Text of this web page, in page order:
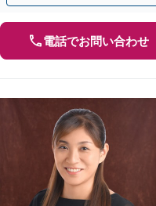
電話でお問い合わせ